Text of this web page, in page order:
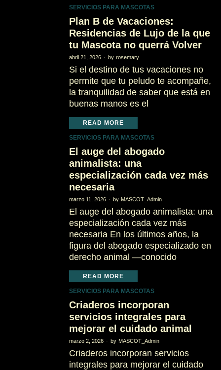
SERVICIOS PARA MASCOTAS
Plan B de Vacaciones:
Residencias de Lujo de la que
tu Mascota no querrá Volver
abril 21, 2026 by rosemary
Si el destino de tus vacaciones no
permite que tu peludo te acompañe,
la tranquilidad de saber que está en
buenas manos es el
READ MORE
SERVICIOS PARA MASCOTAS
El auge del abogado
animalista: una
especialización cada vez más
necesaria
marzo 11, 2026 by MASCOT_Admin
El auge del abogado animalista: una
especialización cada vez más
necesaria En los últimos años, la
figura del abogado especializado en
derecho animal —conocido
READ MORE
SERVICIOS PARA MASCOTAS
Criaderos incorporan
servicios integrales para
mejorar el cuidado animal
marzo 2, 2026 by MASCOT_Admin
Criaderos incorporan servicios
integrales para mejorar el cuidado